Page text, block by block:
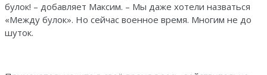
булок! – добавляет Максим. – Мы даже хотели назваться
«Между булок». Но сейчас военное время. Многим не до
шуток.